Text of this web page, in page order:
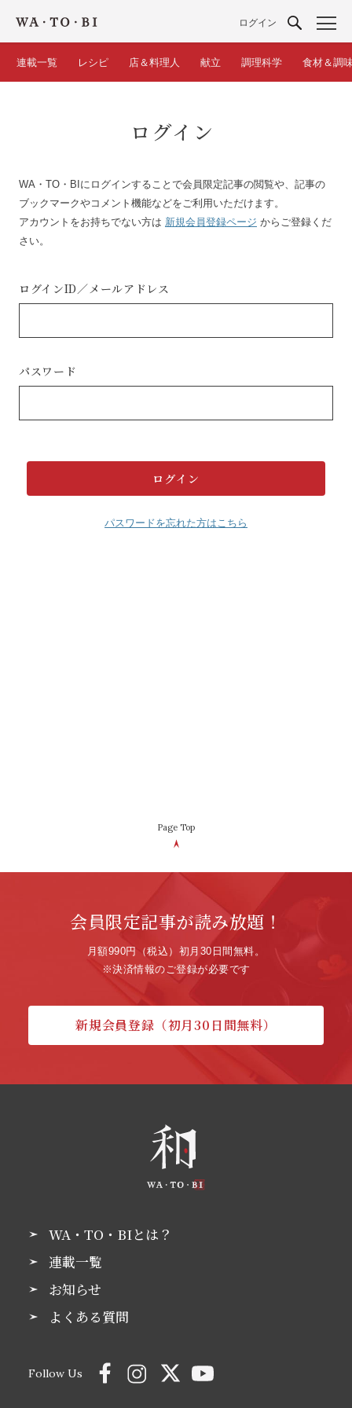
ログイン
連載一覧 レシピ 店＆料理人 献立 調理科学 食材＆調
ログイン
WA・TO・BIにログインすることで会員限定記事の閲覧や、記事の
ブックマークやコメント機能などをご利用いただけます。
アカウントをお持ちでない方は 新規会員登録ページ からご登録くだ
さい。
ログインID／メールアドレス
パスワード
パスワードを忘れた方はこちら
Page Top
会員限定記事が読み放題！
月額990円（税込）初月30日間無料。
※決済情報のご登録が必要です
新規会員登録（初月30日間無料）
WA・TO・BIとは？
連載一覧
お知らせ
よくある質問
Follow Us